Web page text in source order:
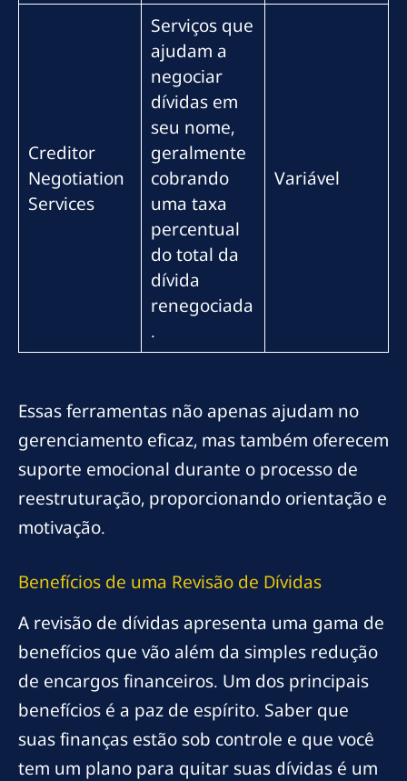
Creditor
Negotiation
Services
Serviços que
ajudam a
negociar
dívidas em
seu nome,
geralmente
cobrando
uma taxa
percentual
do total da
dívida
renegociada
.
Variável
Essas ferramentas não apenas ajudam no
gerenciamento eficaz, mas também oferecem
suporte emocional durante o processo de
reestruturação, proporcionando orientação e
motivação.
Benefícios de uma Revisão de Dívidas
A revisão de dívidas apresenta uma gama de
benefícios que vão além da simples redução
de encargos financeiros. Um dos principais
benefícios é a paz de espírito. Saber que
suas finanças estão sob controle e que você
tem um plano para quitar suas dívidas é um